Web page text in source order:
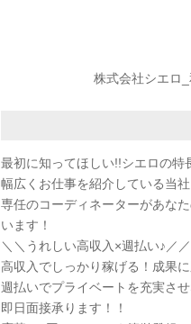
株式会社シエロ
最初に知ってほしい!!シエロの特
幅広くお仕事を紹介している当社
専任のコーディネーターがあな
います！
＼＼うれしい高収入×週払い♪／／
高収入でしっかり稼げる！成果
週払いでプライベートを充実さ
即日面接承ります！！